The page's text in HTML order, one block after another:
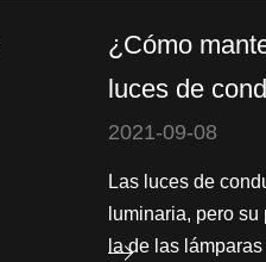
¿Cómo
luces de
2021-09-08
Las luces de
luminaria, pero
la de las